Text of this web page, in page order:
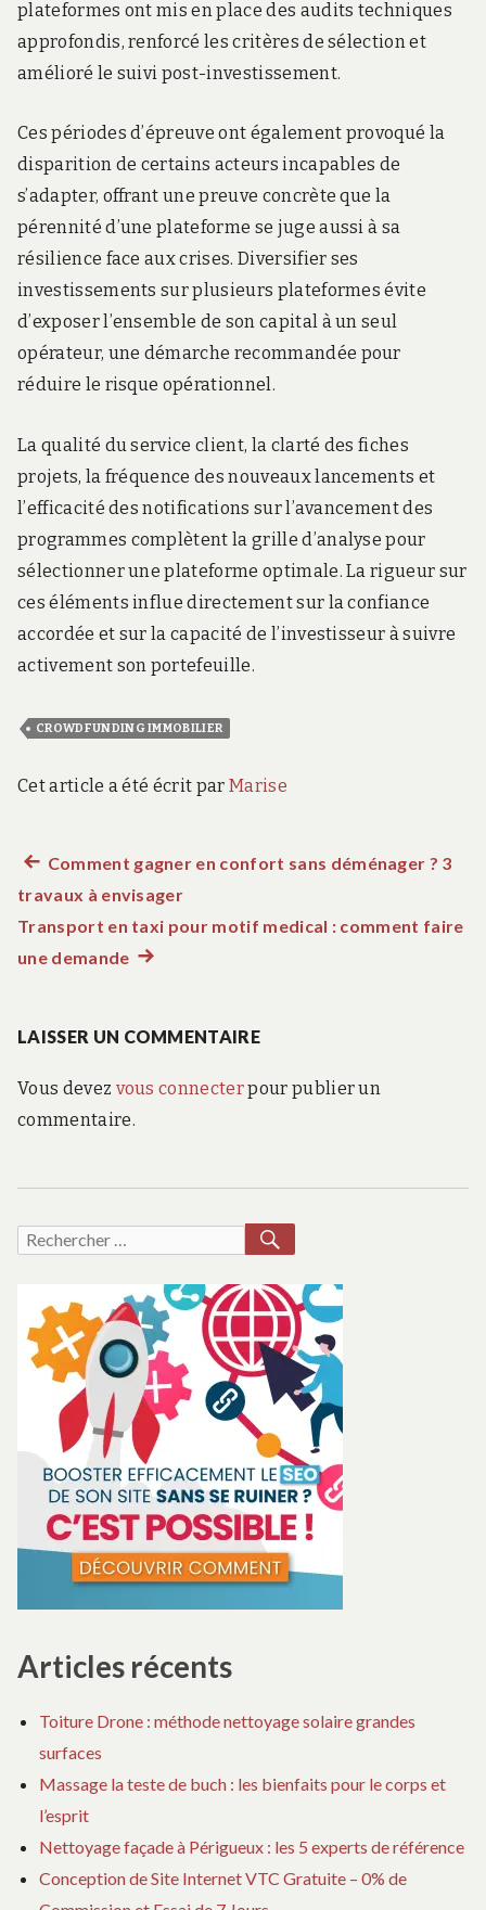
plateformes ont mis en place des audits techniques
approfondis, renforcé les critères de sélection et
amélioré le suivi post-investissement.
Ces périodes d’épreuve ont également provoqué la
disparition de certains acteurs incapables de
s’adapter, offrant une preuve concrète que la
pérennité d’une plateforme se juge aussi à sa
résilience face aux crises. Diversifier ses
investissements sur plusieurs plateformes évite
d’exposer l’ensemble de son capital à un seul
opérateur, une démarche recommandée pour
réduire le risque opérationnel.
La qualité du service client, la clarté des fiches
projets, la fréquence des nouveaux lancements et
l’efficacité des notifications sur l’avancement des
programmes complètent la grille d’analyse pour
sélectionner une plateforme optimale. La rigueur sur
ces éléments influe directement sur la confiance
accordée et sur la capacité de l’investisseur à suivre
activement son portefeuille.
CROWDFUNDING IMMOBILIER
Cet article a été écrit par Marise
Navigation
de
Article
précédent :
Comment gagner en confort sans déménager ? 3
travaux à envisager
Transport en taxi pour motif medical : comment faire
une demandeArticle
LAISSER UN COMMENTAIRE
Vous devez vous connecterpour publier un
commentaire.
Recherche
Articles récents
Toiture Drone : méthode nettoyage solaire grandes
surfaces
Massage la teste de buch : les bienfaits pour le corps et
l’esprit
Nettoyage façade à Périgueux : les 5 experts de référence
Conception de Site Internet VTC Gratuite – 0% de